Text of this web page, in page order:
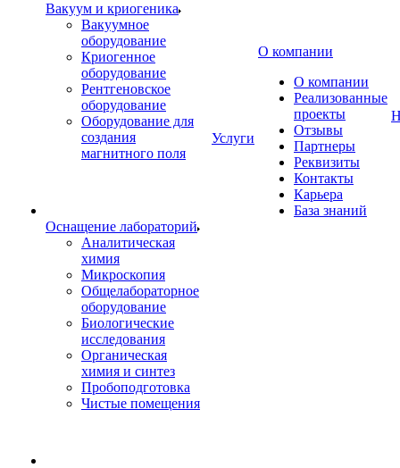
Вакуум и криогеника
Вакуумное
оборудование
Криогенное
оборудование
Рентгеновское
оборудование
Оборудование для
создания
магнитного поля
Оснащение лабораторий
Аналитическая
химия
Микроскопия
Общелабораторное
оборудование
Биологические
исследования
Органическая
химия и синтез
Пробоподготовка
Чистые помещения
Услуги
О компании
О компании
Реализованные
проекты
Отзывы
Партнеры
Реквизиты
Контакты
Карьера
База знаний